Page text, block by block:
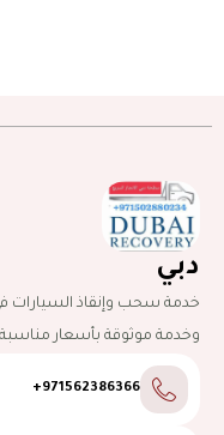
دبي
خدمة سحب وإنقاذ السيارات
وخدمة موثوقة بأسعار
971562386366+